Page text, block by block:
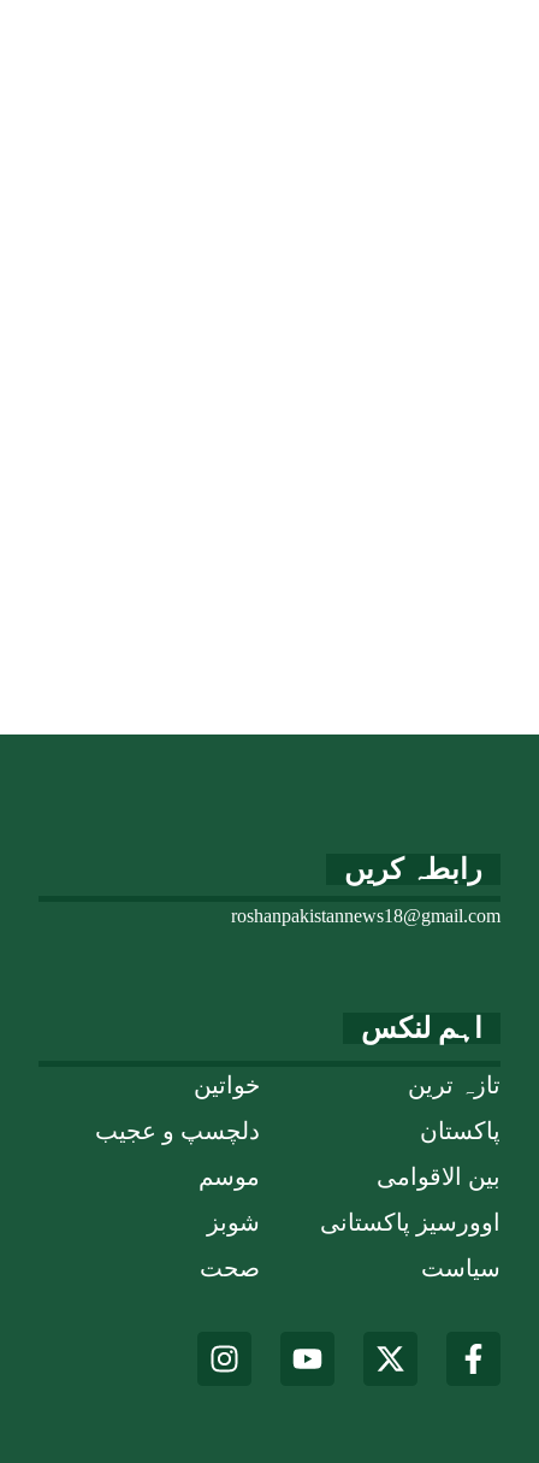
اہم لنکس
خواتین
دلچسپ و عجیب
موسم
شوبز
صحت
تازہ ترین
پاکستان
بین الاقوامی
اوورسیز پاکستانی
سیاست
رابطہ کریں
roshanpakistannews18@gmail.com